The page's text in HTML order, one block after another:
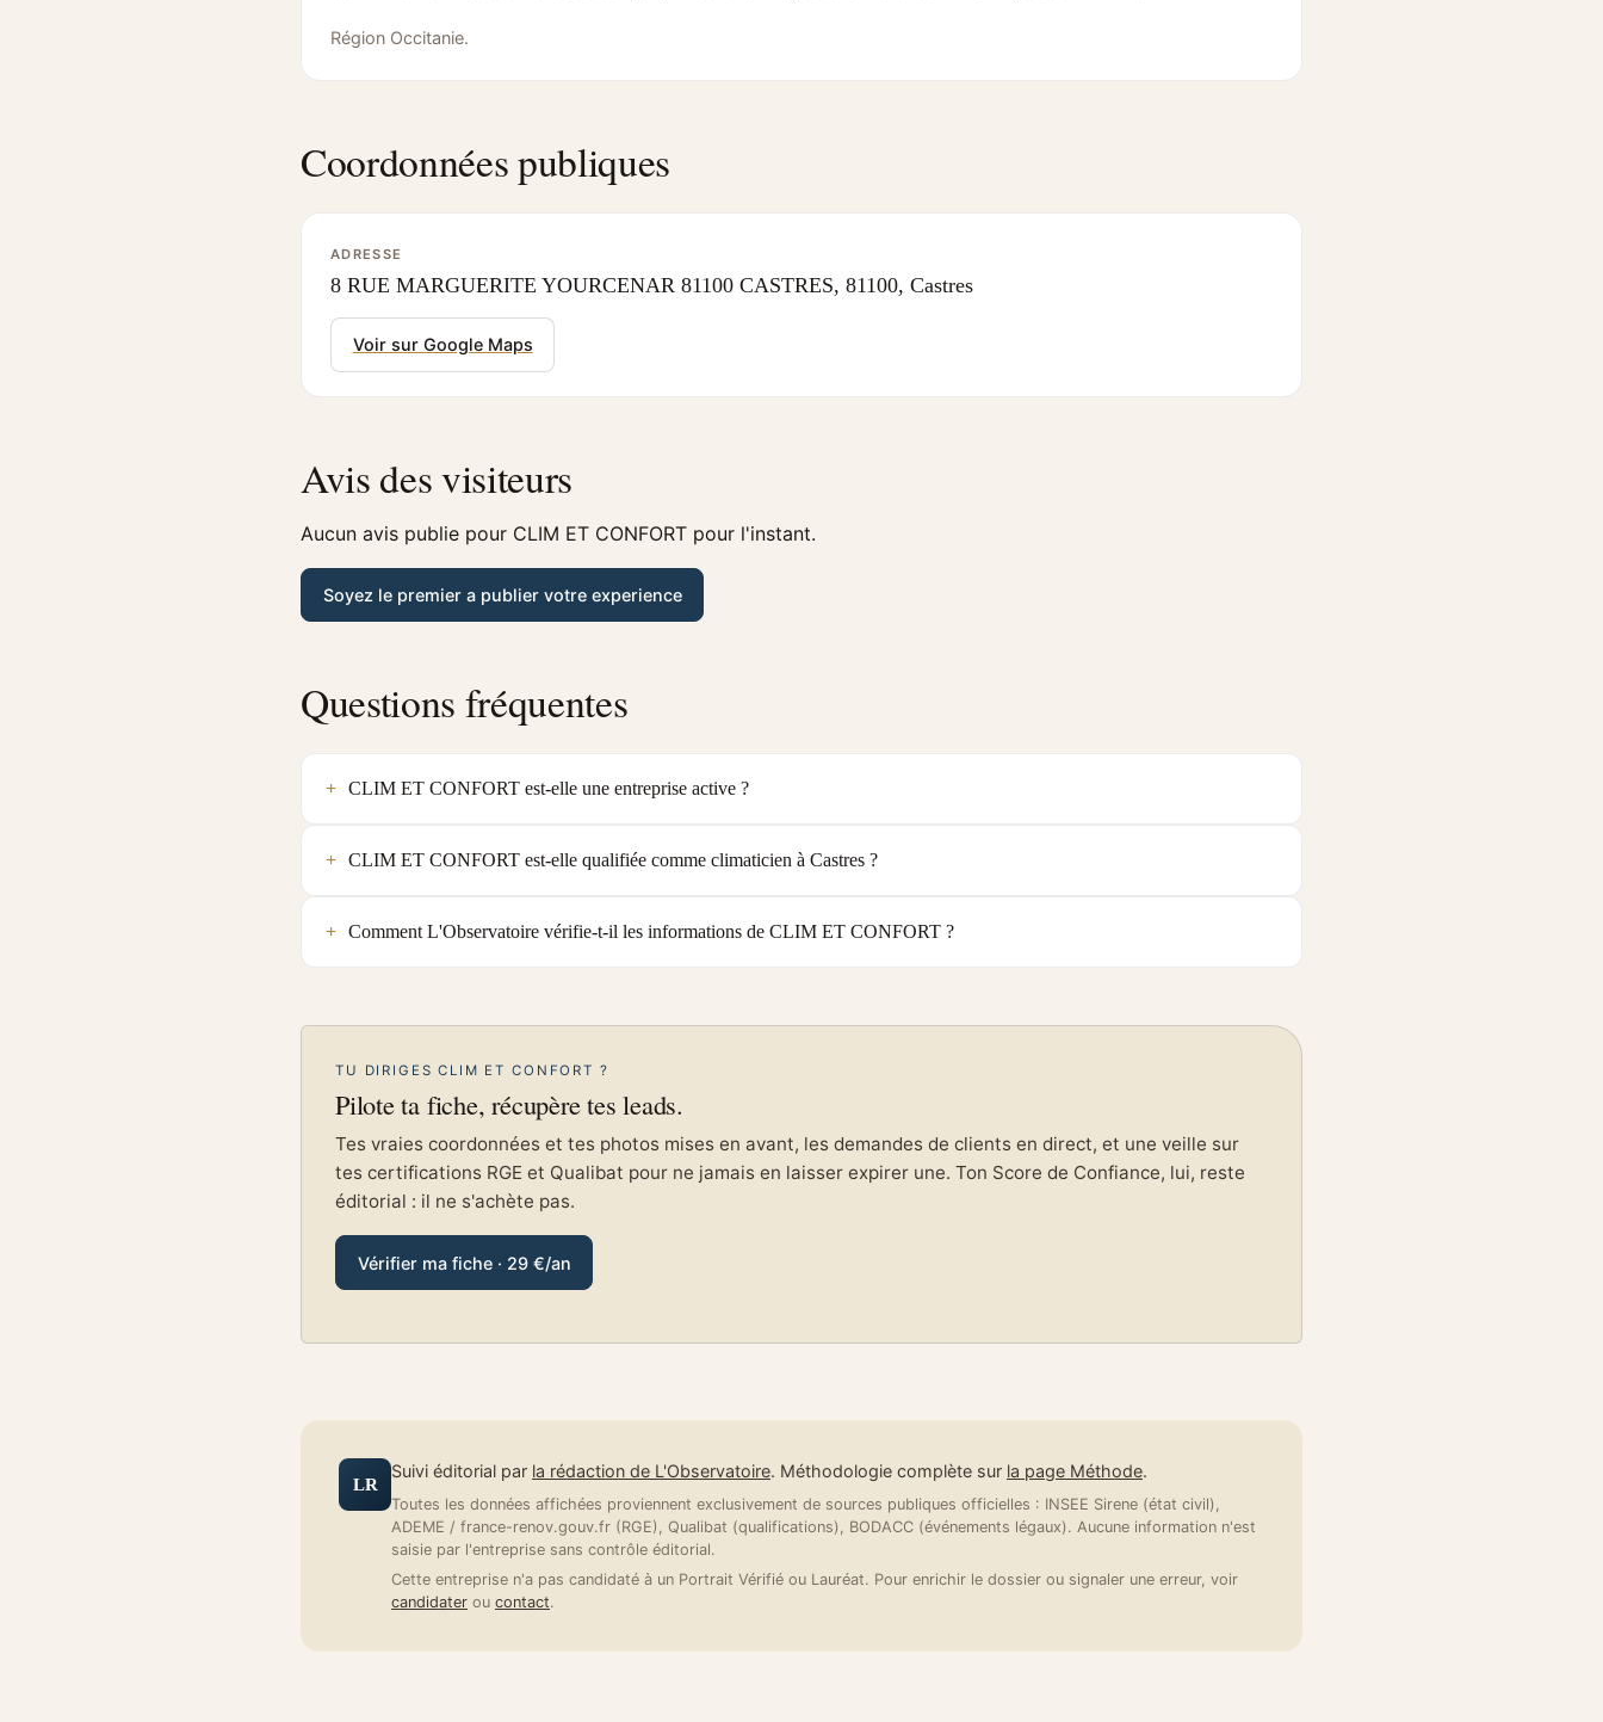
Région Occitanie.
Coordonnées publiques
ADRESSE
8 RUE MARGUERITE YOURCENAR 81100 CASTRES, 81100, Castres
Voir sur Google Maps
Avis des visiteurs
Aucun avis publie pour CLIM ET CONFORT pour l'instant.
Soyez le premier a publier votre experience
Questions fréquentes
CLIM ET CONFORT est-elle une entreprise active ?
CLIM ET CONFORT est-elle qualifiée comme climaticien à Castres ?
Comment L'Observatoire vérifie-t-il les informations de CLIM ET CONFORT ?
TU DIRIGES CLIM ET CONFORT ?
Pilote ta fiche, récupère tes leads.
Tes vraies coordonnées et tes photos mises en avant, les demandes de clients en direct, et une veille sur
tes certifications RGE et Qualibat pour ne jamais en laisser expirer une. Ton Score de Confiance, lui, reste
éditorial : il ne s'achète pas.
Vérifier ma fiche · 29 €/an
LR
Suivi éditorial par la rédaction de L'Observatoire. Méthodologie complète sur la page Méthode.
Toutes les données affichées proviennent exclusivement de sources publiques officielles : INSEE Sirene (état civil),
ADEME / france-renov.gouv.fr (RGE), Qualibat (qualifications), BODACC (événements légaux). Aucune information n'est
saisie par l'entreprise sans contrôle éditorial.
Cette entreprise n'a pas candidaté à un Portrait Vérifié ou Lauréat. Pour enrichir le dossier ou signaler une erreur, voir
candidater ou contact.